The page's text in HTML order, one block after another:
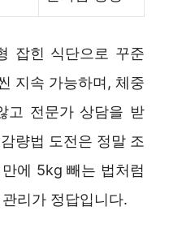
잡힌 식단으로 꾸준
지속 가능하며, 체중
고 전문가 상담을 받
량법 도전은 정말 조
에 5kg 빼는 법처럼
리가 정답입니다.